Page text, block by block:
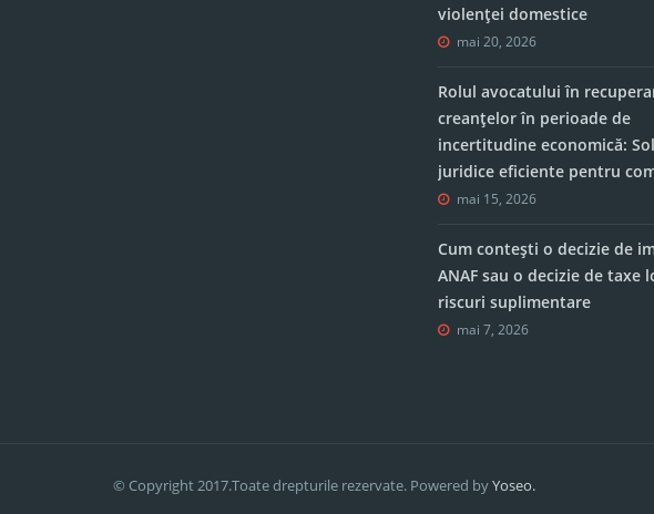
violenței domestice
mai 20, 2026
Rolul avocatului în
creanțelor în perioade de
incertitudine economică:
juridice eficiente pentru
mai 15, 2026
Cum contești o decizie de
ANAF sau o decizie de taxe
riscuri suplimentare
mai 7, 2026
© Copyright 2017.Toate drepturile rezervate. Powered byYoseo.